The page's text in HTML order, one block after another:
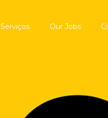
Serviços Our Jobs